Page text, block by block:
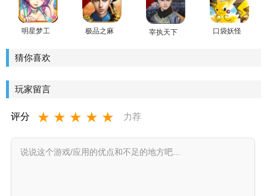
卓版下载
明星梦工
极品之麻
宰执天下
口袋妖怪
猜你喜欢
玩家留言
评分 ★ ★ ★ ★ ★ 力荐